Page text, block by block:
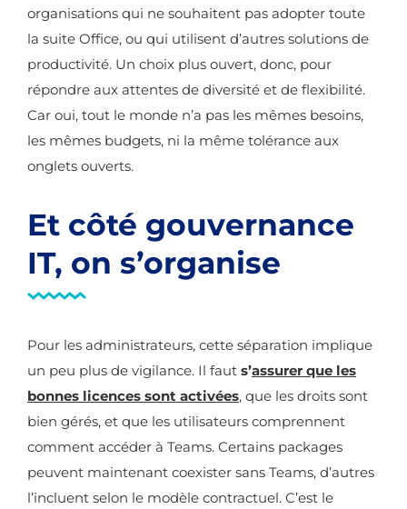
organisations qui ne souhaitent pas adopter toute
la suite Office, ou qui utilisent d’autres solutions de
productivité. Un choix plus ouvert, donc, pour
répondre aux attentes de diversité et de flexibilité.
Car oui, tout le monde n’a pas les mêmes besoins,
les mêmes budgets, ni la même tolérance aux
onglets ouverts.
Et côté gouvernance
IT, on s’organise
Pour les administrateurs, cette séparation implique
un peu plus de vigilance. Il faut s’assurer que les
bonnes licences sont activées, que les droits sont
bien gérés, et que les utilisateurs comprennent
comment accéder à Teams. Certains packages
peuvent maintenant coexister sans Teams, d’autres
l’incluent selon le modèle contractuel. C’est le